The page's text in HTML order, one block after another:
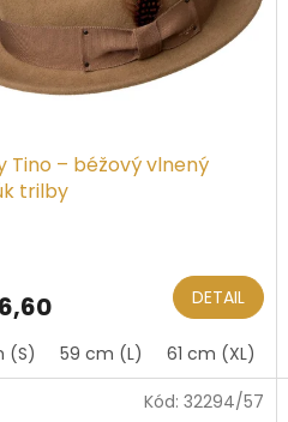
Tino – béžový vlnený
trilby
DETAIL
(S) 59 cm (L) 61 cm (XL)
Kód: 32294/57